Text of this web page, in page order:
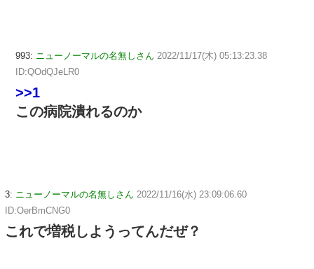
993: ニューノーマルの名無しさん 2022/11/17(木) 05:13:23.38
ID:QOdQJeLR0
>>1
この病院潰れるのか
3: ニューノーマルの名無しさん 2022/11/16(水) 23:09:06.60
ID:OerBmCNG0
これで増税しようってんだぜ？